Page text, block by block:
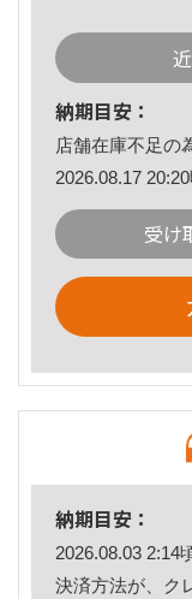
納期目安：
店舗在庫不足の
2026.08.17
受け
納期目安：
2026.08.03 2:14
決済方法が、ク